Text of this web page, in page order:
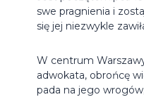
swe pragnienia i
się jej niezwykle
W centrum
adwokata, obrońcę
pada na jego